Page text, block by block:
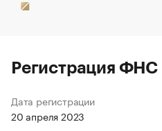
Регистрация ФНС
Дата регистрации
20 апреля 2023